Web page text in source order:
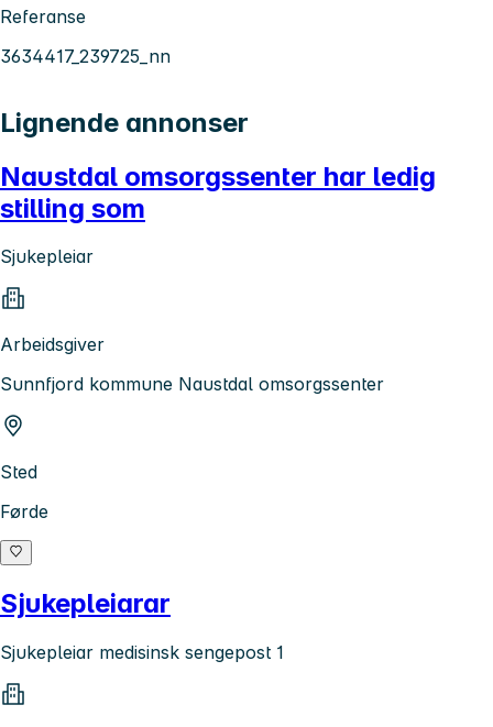
Referanse
3634417_239725_nn
Lignende annonser
Naustdal omsorgssenter har ledig
stilling som
Sjukepleiar
Arbeidsgiver
Sunnfjord kommune Naustdal omsorgssenter
Sted
Førde
Sjukepleiarar
Sjukepleiar medisinsk sengepost 1